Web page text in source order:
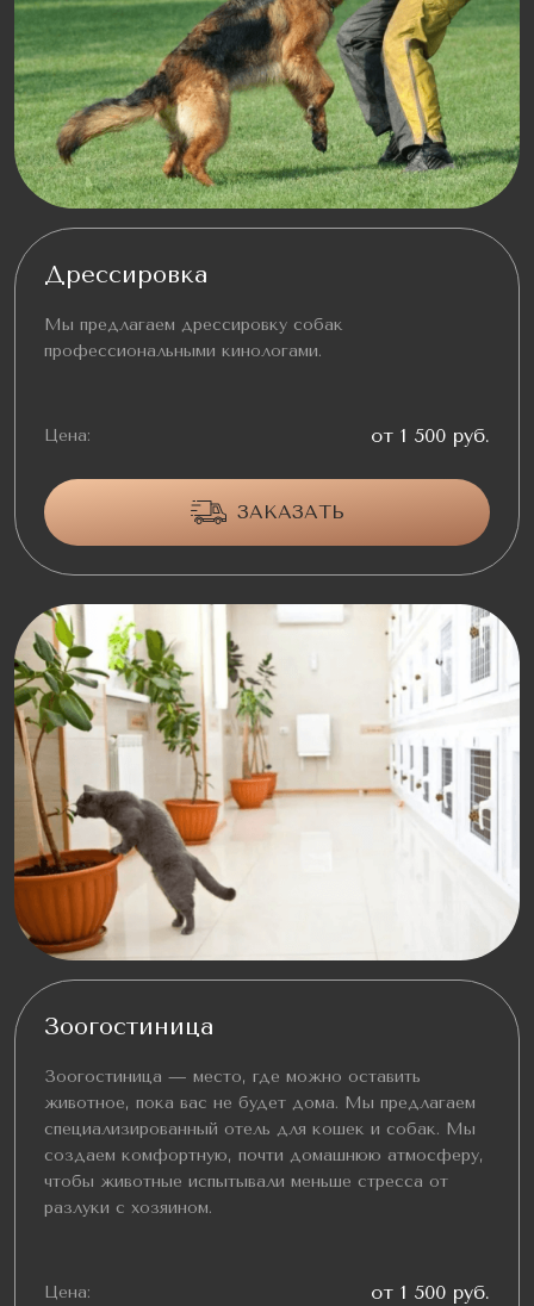
Дрессировка
Мы предлагаем дрессировку собак
профессиональными кинологами.
Цена: от 1 500 руб.
ЗАКАЗАТЬ
Зоогостиница
Зоогостиница — место, где можно оставить
животное, пока вас не будет дома. Мы предлагаем
специализированный отель для кошек и собак. Мы
создаем комфортную, почти домашнюю атмосферу,
чтобы животные испытывали меньше стресса от
разлуки с хозяином.
Цена: от 1 500 руб.